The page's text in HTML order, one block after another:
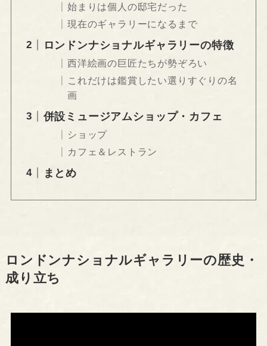
始まりは個人の邸宅だった
現在のギャラリーになるまで
ロンドンナショナルギャラリーの特徴
西洋絵画の巨匠たちが勢ぞろい
これだけは鑑賞したい選りすぐりの名
画
併設ミュージアムショップ・カフェ
ショップ
カフェ＆レストラン
まとめ
ロンドンナショナルギャラリーの歴史・
成り立ち